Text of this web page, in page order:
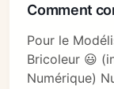
Comment
Pour le
Bricoleur 😃
Numérique)